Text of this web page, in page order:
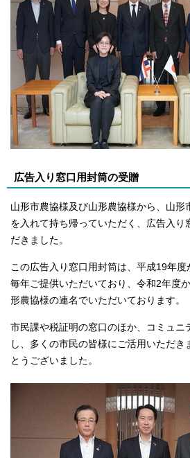
広告入り窓口用封筒の受贈
山形市農協様及び山形農協様から、山形
を入れて持ち帰っていただく、広告入り
だきました。
この広告入り窓口用封筒は、平成19年度
毎年ご提供いただいており、令和2年度
形農協様の連名でいただいております。
市民課や税証明の窓口のほか、コミュニ
し、多くの市民の皆様にご活用いただき
とうございました。